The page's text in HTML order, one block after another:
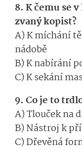
8. K čemu se
zvaný kopist?
A) K míchání
nádobě
B) K nabírání
C) K sekání
9. Co je to
A) Tlouček na
B) Nástroj k
C) Dřevěná